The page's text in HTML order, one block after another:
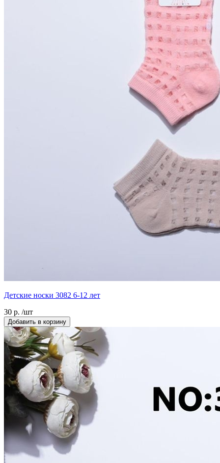
Детские носки 3082 6-12 лет
30 р. /шт
Добавить в корзину